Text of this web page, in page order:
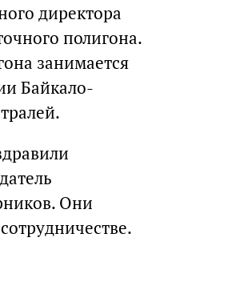
директора
полигона.
занимается
Байкало-
Они